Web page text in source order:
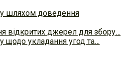
шляхом доведення
відкритих джерел для збору…
щодо укладання угод та…